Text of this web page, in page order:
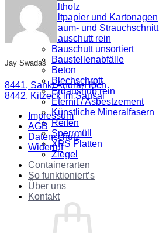
Altholz
Altpapier und Kartonagen
Baum- und Strauchschnitt
Bauschutt rein
Bauschutt unsortiert
Baustellenabfälle
Beton
Blechschrott
Erdaushub rein
Eternit / Asbestzement
Künstliche Mineralfasern
Reifen
Sperrmüll
XPS Platten
Ziegel
Containerarten
So funktioniert’s
Über uns
Kontakt
Jay Swadas
8441, Sankt Andrä-Höch
8442, Kitzeck im Sausal
Impressum
AGB
Datenschutz
Widerruf